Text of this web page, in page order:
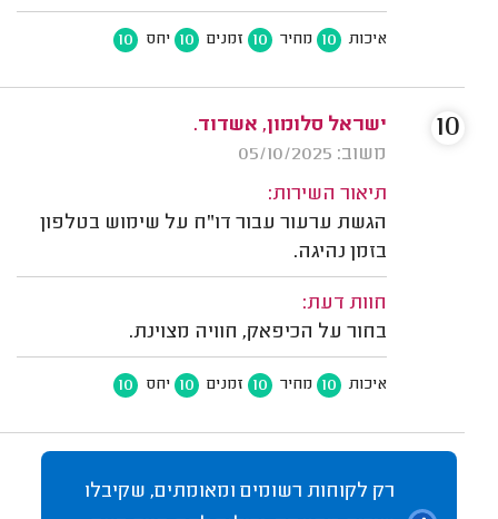
איכות 10 מחיר 10 זמנים 10 יחס 10
ישראל סלומון, אשדוד.
משוב: 05/10/2025
תיאור השירות:
הגשת ערעור עבור דו"ח על שימוש בטלפון
בזמן נהיגה.
חוות דעת:
בחור על הכיפאק, חוויה מצוינת.
איכות 10 מחיר 10 זמנים 10 יחס 10
10
רק לקוחות רשומים ומאומתים, שקיבלו